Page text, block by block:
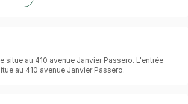
situe au 410 avenue Janvier Passero. L'entrée
au 410 avenue Janvier Passero.